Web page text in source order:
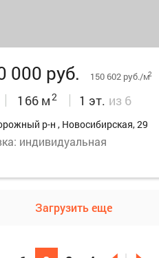
000 руб. 150 602 руб./м2
166 м2 1 эт. из 6
р-н , Новосибирская, 29
индивидуальная
Загрузить еще